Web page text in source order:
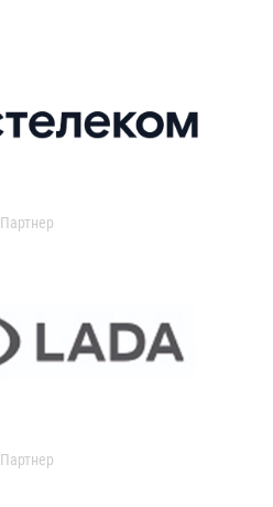
Партнер
Партнер